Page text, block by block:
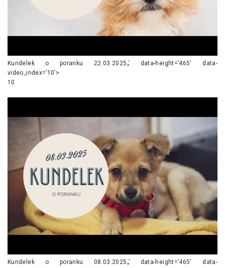
Kundelek o poranku 22.03.2025„’ data-height=’465′ data-
video_index=’10’>
10
Kundelek o poranku 08.03.2025„’ data-height=’465′ data-